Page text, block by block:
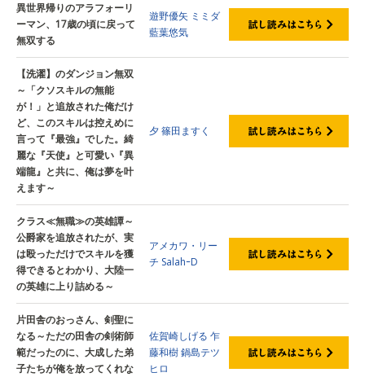
異世界帰りのアラフォーリ
ーマン、17歳の頃に戻って
無双する
遊野優矢 ミミダ
藍葉悠気
【洗濯】のダンジョン無双
～「クソスキルの無能
が！」と追放された俺だけ
ど、このスキルは控えめに
言って『最強』でした。綺
麗な『天使』と可愛い『異
端龍』と共に、俺は夢を叶
えます～
夕篠田ますく
クラス≪無職≫の英雄譚～
公爵家を追放されたが、実
は殴っただけでスキルを獲
得できるとわかり、大陸一
の英雄に上り詰める～
アメカワ・リー
チ SalahｰD
片田舎のおっさん、剣聖に
なる～ただの田舎の剣術師
範だったのに、大成した弟
子たちが俺を放ってくれな
佐賀崎しげる 乍
藤和樹鍋島テツ
ヒロ